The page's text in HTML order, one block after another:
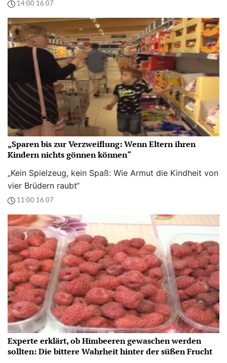
14:00 16.07
„Sparen bis zur Verzweiflung: Wenn Eltern ihren
Kindern nichts gönnen können“
„Kein Spielzeug, kein Spaß: Wie Armut die Kindheit von
vier Brüdern raubt“
11:00 16.07
Experte erklärt, ob Himbeeren gewaschen werden
sollten: Die bittere Wahrheit hinter der süßen Frucht